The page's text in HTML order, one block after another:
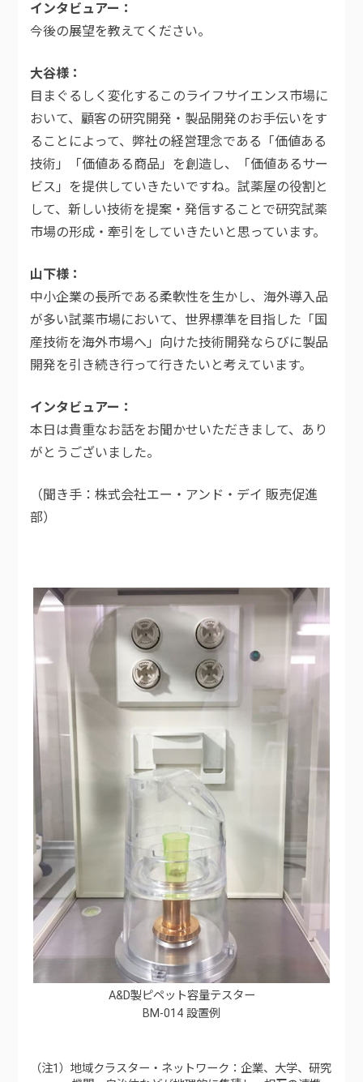
インタビュアー
今後の展望を教えてください。
大谷様
目まぐるしく変化するこのライフサイエンス市場に
おいて、顧客の研究開発・製品開発のお手伝いをす
ることによって、弊社の経営理念である「価値ある
技術」「価値ある商品」を創造し、「価値あるサー
ビス」を提供していきたいですね。試薬屋の役割と
して、新しい技術を提案・発信することで研究試薬
市場の形成・牽引をしていきたいと思っています。
山下様
中小企業の長所である柔軟性を生かし、海外導入品
が多い試薬市場において、世界標準を目指した「国
産技術を海外市場へ」向けた技術開発ならびに製品
開発を引き続き行って行きたいと考えています。
インタビュアー
本日は貴重なお話をお聞かせいただきまして、あり
がとうございました。
（聞き手：株式会社エー・アンド・デイ 販売促進
部）
A&D製ピペット容量テスター
BM-014 設置例
（注1）地域クラスター・ネットワーク：企業、大学、研究